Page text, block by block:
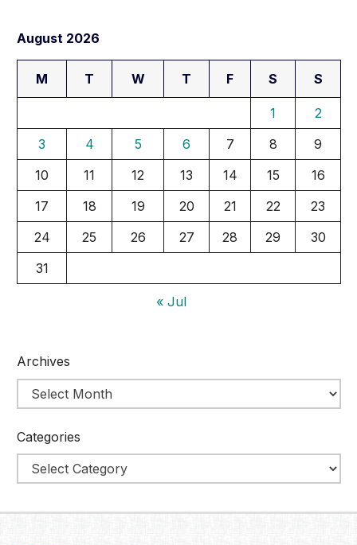
August 2026
M T W T F S S
1
2
3
4 5 6 7 8
9
10
11 12 13 14 15
16
17
18 19 20 21 22
23
24
25 26 27 28 29
30
31
« Jul
Archives
Categories